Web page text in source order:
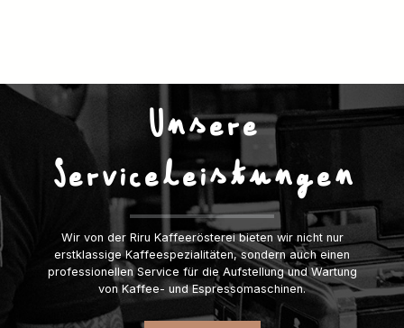
Unsere
Serviceleistungen
Wir von der Riru Kaffeerösterei bieten wir nicht nur
erstklassige Kaffeespezialitäten, sondern auch einen
professionellen Service für die Aufstellung und Wartung
von Kaffee- und Espressomaschinen.